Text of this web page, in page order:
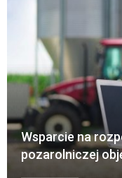
Wsparcie na
pozarolniczej